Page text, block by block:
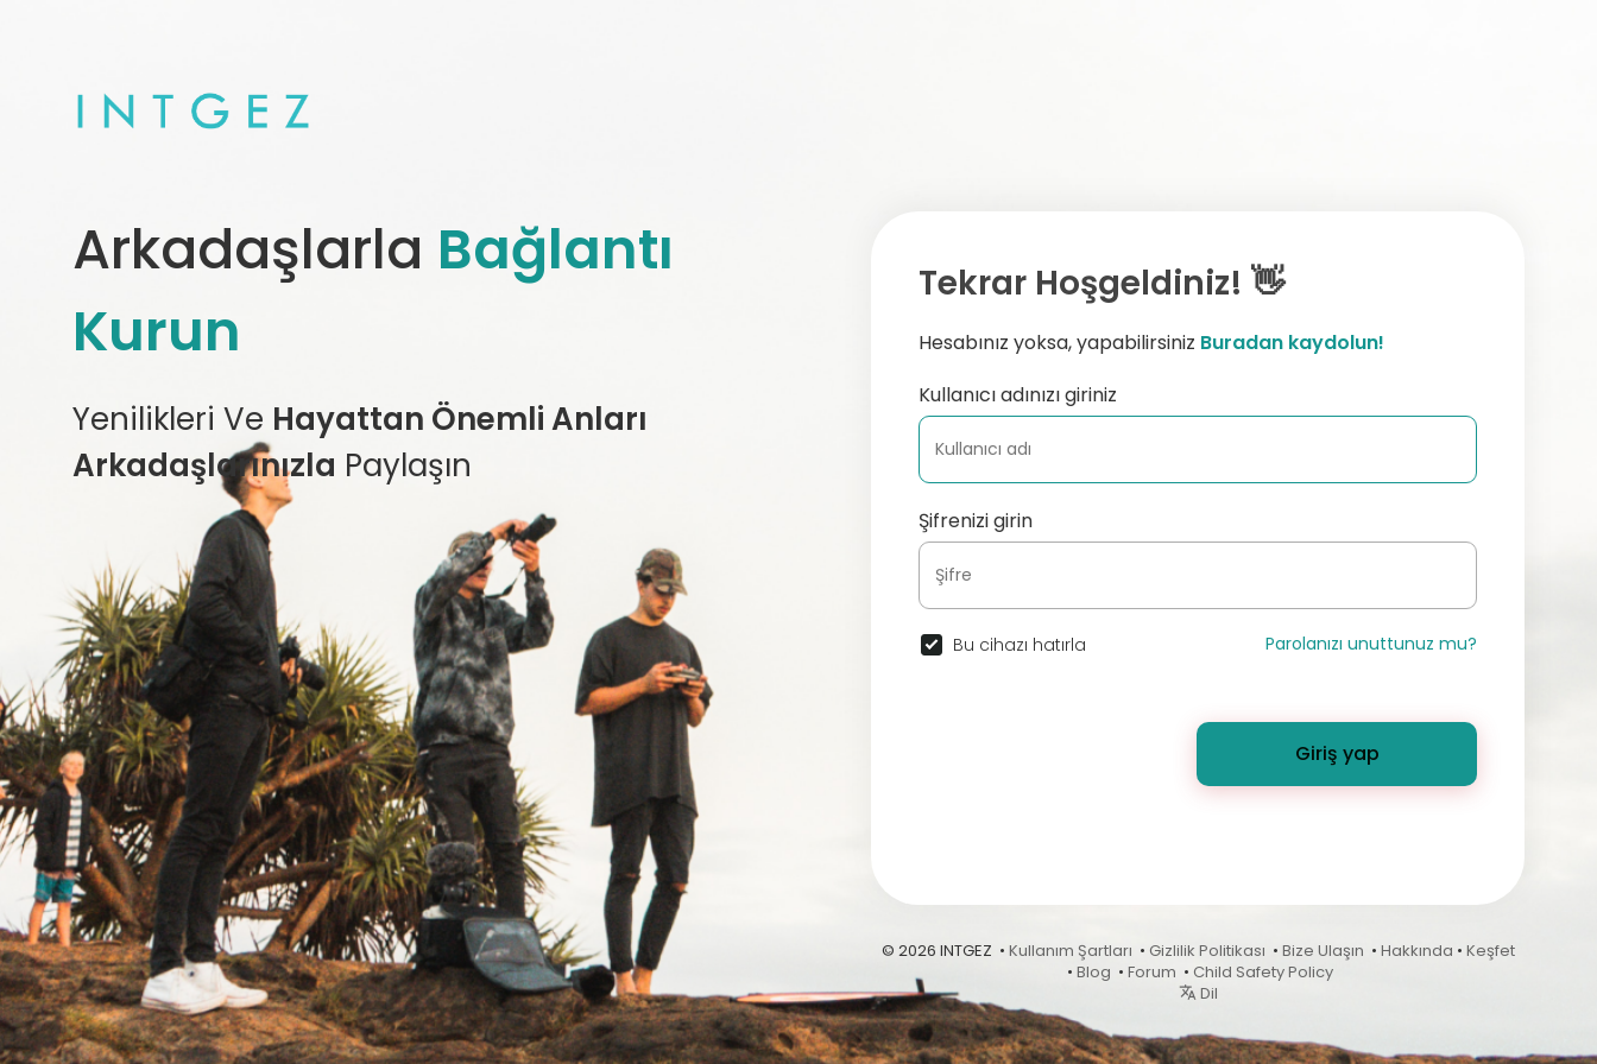
Arkadaşlarla Bağlantı
Kurun
Yenilikleri Ve Hayattan Önemli Anları
Arkadaşlarınızla Paylaşın
Tekrar Hoşgeldiniz! 👋
Hesabınız yoksa, yapabilirsiniz Buradan kaydolun!
Kullanıcı adınızı giriniz
Şifrenizi girin
Bu cihazı hatırla Parolanızı unuttunuz mu?
Giriş yap
© 2026 INTGEZ • Kullanım Şartları • Gizlilik Politikası • Bize Ulaşın • Hakkında • Keşfet
• Blog • Forum • Child Safety Policy
Dil